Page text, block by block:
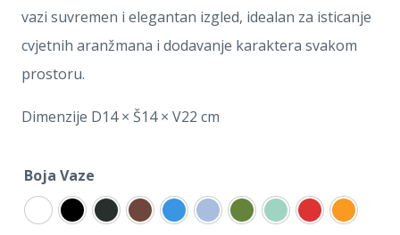
vazi suvremen i elegantan izgled, idealan za isticanje
cvjetnih aranžmana i dodavanje karaktera svakom
prostoru.
Dimenzije D14 × Š14 × V22 cm
Boja Vaze